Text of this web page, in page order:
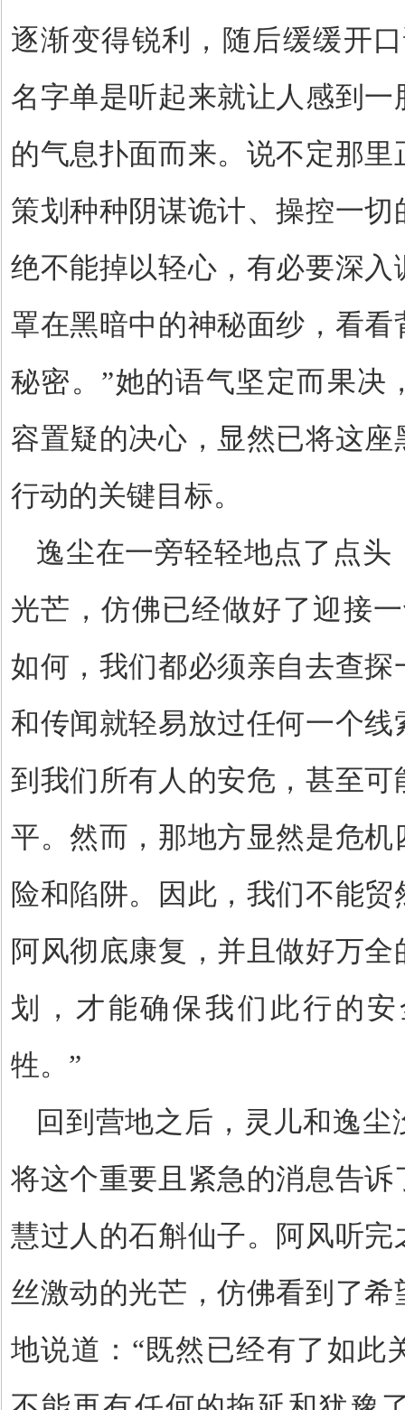
逐渐变得锐利，随后缓缓开
名字单是听起来就让人感到
的气息扑面而来。说不定那
策划种种阴谋诡计、操控一
绝不能掉以轻心，有必要深
罩在黑暗中的神秘面纱，看
秘密。 ”她的语气坚定而果决
容置疑的决心，显然已将这
行动的关键目标。
逸尘在一旁轻轻地点了点头
光芒，仿佛已经做好了迎接
如何，我们都必须亲自去查
和传闻就轻易放过任何一个
到我们所有人的安危，甚至
平。然而，那地方显然是危
险和陷阱。因此，我们不能
阿风彻底康复，并且做好万
划，才能确保我们此行的
牲。 ”
回到营地之后，灵儿和逸
将这个重要且紧急的消息告
慧过人的石斛仙子。阿风听
丝激动的光芒，仿佛看到了
地说道： “既然已经有了如此